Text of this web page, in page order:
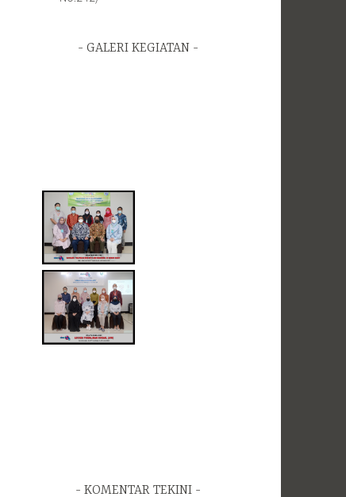
GALERI KEGIATAN
KOMENTAR TEKINI